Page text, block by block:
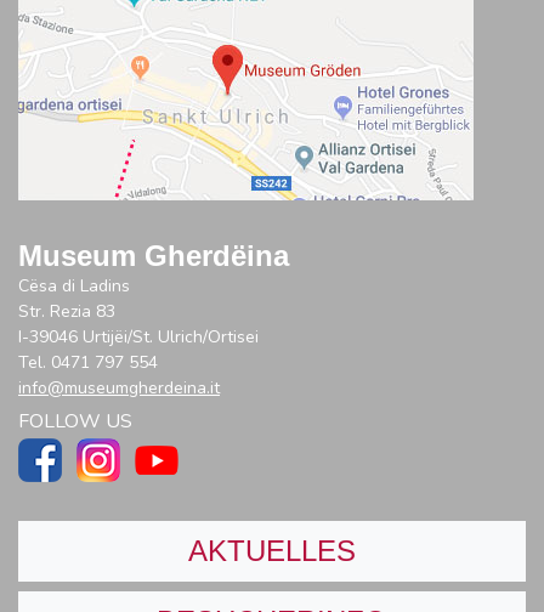
Museum Gherdëina
Cësa di Ladins
Str. Rezia 83
I-39046 Urtijëi/St. Ulrich/Ortisei
Tel. 0471 797 554
info@museumgherdeina.it
FOLLOW US
AKTUELLES